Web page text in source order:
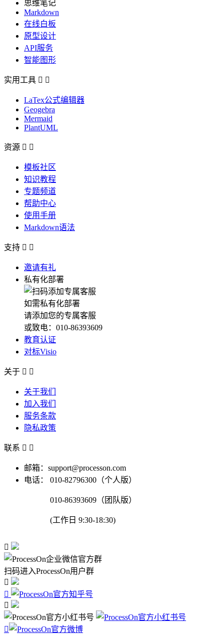
思维笔记
Markdown
在线白板
原型设计
API服务
智能图形
实用工具  
LaTex公式编辑器
Geogebra
Mermaid
PlantUML
资源  
模板社区
知识教程
专题频道
帮助中心
使用手册
Markdown语法
支持  
邀请有礼
私有化部署
如需私有化部署
请添加您的专属客服
或致电：010-86393609
教育认证
对标Visio
关于  
关于我们
加入我们
服务条款
隐私政策
联系  
邮箱：support@processon.com
电话：
010-82796300（个人版）
010-86393609（团队版）
(工作日 9:30-18:30)

扫码进入ProcessOn用户群



